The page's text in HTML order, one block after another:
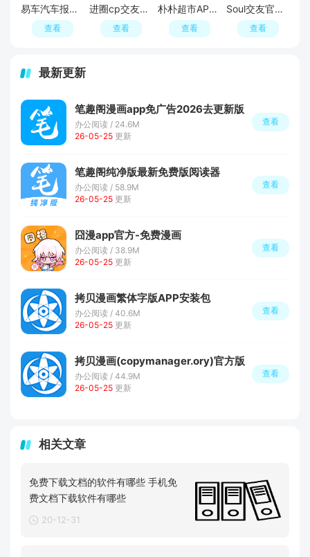
易车汽车报价APP官方正版
查看
进圈cp交友软件手机版
查看
朴朴超市APP最新版本
查看
Soul交友官方APP最新版
查看
最新更新
笔趣阁漫画app免广告2026去更新版
办公阅读 / 24.6M
26-05-25 更新
查看
笔趣阁纯净版最新免费版阅读器
办公阅读 / 58.9M
26-05-25 更新
查看
囧漫app官方-免费漫画
办公阅读 / 38.9M
26-05-25 更新
查看
拷贝漫画繁体字版APP安装包
办公阅读 / 40.6M
26-05-25 更新
查看
拷贝漫画(copymanager.ory)官方版
办公阅读 / 44.9M
26-05-25 更新
查看
相关文章
免费下载文档的软件有哪些 手机免
费文档下载软件有哪些
20-12-31